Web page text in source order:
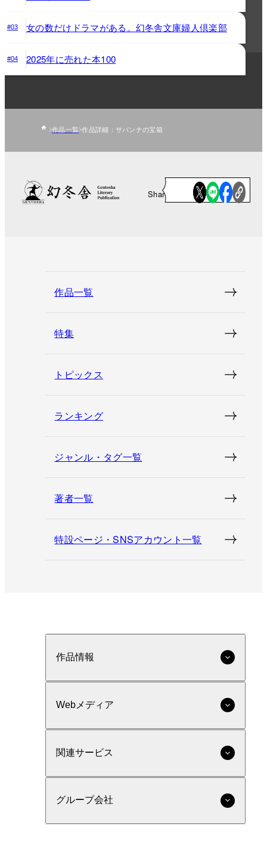
#03 女の数だけドラマがある。幻冬舎文庫婦人倶楽部
#04 2025年に売れた本100
作品一覧 作品詳細：サバンナの宝箱
Share
作品一覧
特集
トピックス
ランキング
ジャンル・タグ一覧
著者一覧
特設ページ・SNSアカウント一覧
作品情報
Webメディア
関連サービス
グループ会社